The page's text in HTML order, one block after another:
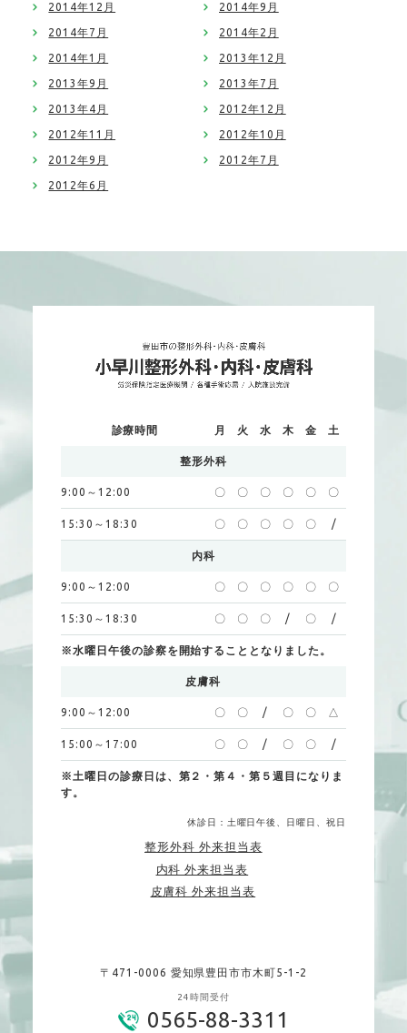
2014年12月 2014年9月
2014年7月 2014年2月
2014年1月 2013年12月
2013年9月 2013年7月
2013年4月 2012年12月
2012年11月 2012年10月
2012年9月 2012年7月
2012年6月
診療時間 月 火 水 木 金 土
整形外科
9:00～12:00 〇 〇 〇 〇 〇 〇
15:30～18:30 〇 〇 〇 〇 〇 /
内科
9:00～12:00 〇 〇 〇 〇 〇 〇
15:30～18:30 〇 〇 〇 / 〇 /
※水曜日午後の診察を開始することとなりました。
皮膚科
9:00～12:00 〇 〇 / 〇 〇 △
15:00～17:00 〇 〇 / 〇 〇 /
※土曜日の診療日は、第２・第４・第５週目になりま
す。
休診日：土曜日午後、日曜日、祝日
整形外科 外来担当表
内科 外来担当表
皮膚科 外来担当表
〒471-0006 愛知県豊田市市木町5-1-2
24時間受付
0565-88-3311